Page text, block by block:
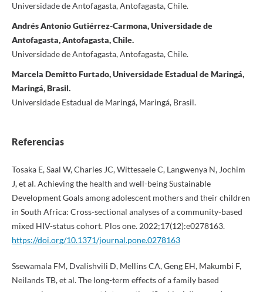
Universidade de Antofagasta, Antofagasta, Chile.
Andrés Antonio Gutiérrez-Carmona, Universidade de
Antofagasta, Antofagasta, Chile.
Universidade de Antofagasta, Antofagasta, Chile.
Marcela Demitto Furtado, Universidade Estadual de Maringá,
Maringá, Brasil.
Universidade Estadual de Maringá, Maringá, Brasil.
Referencias
Tosaka E, Saal W, Charles JC, Wittesaele C, Langwenya N, Jochim
J, et al. Achieving the health and well-being Sustainable
Development Goals among adolescent mothers and their children
in South Africa: Cross-sectional analyses of a community-based
mixed HIV-status cohort. Plos one. 2022;17(12):e0278163.
https://doi.org/10.1371/journal.pone.0278163
Ssewamala FM, Dvalishvili D, Mellins CA, Geng EH, Makumbi F,
Neilands TB, et al. The long-term effects of a family based